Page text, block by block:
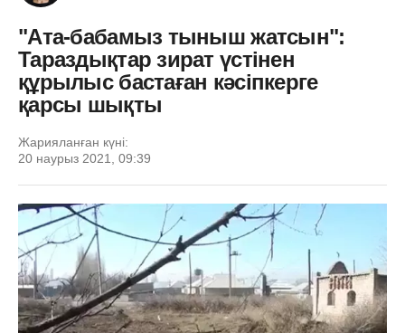
"Ата-бабамыз тыныш жатсын":
Тараздықтар зират үстінен
құрылыс бастаған кәсіпкерге
қарсы шықты
Жарияланған күні:
20 наурыз 2021, 09:39